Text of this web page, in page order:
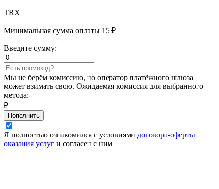
TRX
Минимальная сумма оплаты 15 ₽
Введите сумму:
Мы не берём комиссию, но оператор платёжного шлюза
может взимать свою. Ожидаемая комиссия для выбранного
метода:
₽
Пополнить
Я полностью ознакомился с условиями договора-оферты
оказания услуг и согласен с ним